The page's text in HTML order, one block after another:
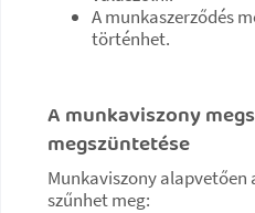
A munkaszerződés
történhet.
A munkaviszony
megszüntetése
Munkaviszony
szűnhet meg: